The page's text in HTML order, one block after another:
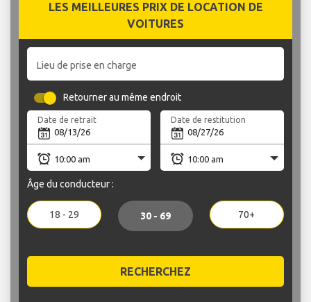
LES MEILLEURES PRIX DE LOCATION DE
VOITURES
Lieu de prise en charge
Retourner au même endroit
Date de retrait Date de restitution
Âge du conducteur :
18 - 29 30 - 69 70+
RECHERCHEZ